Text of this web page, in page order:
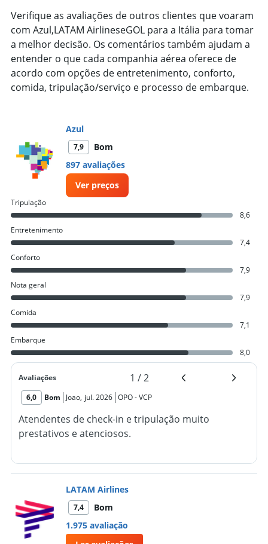
1
Y
axis
displaying
values.
Range:
0
to
Verifique as avaliações de outros clientes que voaram
com Azul,LATAM AirlineseGOL para a Itália para tomar
a melhor decisão. Os comentários também ajudam a
entender o que cada companhia aérea oferece de
acordo com opções de entretenimento, conforto,
comida, tripulação/serviço e processo de embarque.
Azul
7,9
Bom
897 avaliações
Ver preços
Tripulação
8,6
Entretenimento
7,4
Conforto
7,9
Nota geral
7,9
Comida
7,1
Embarque
8,0
Avaliações 1 /2
6,0 Bom Joao, jul. 2026 OPO-VCP
Atendentes de check-in e tripulação muito
prestativos e atenciosos.
LATAM Airlines
7,4
Bom
1.975 avaliação